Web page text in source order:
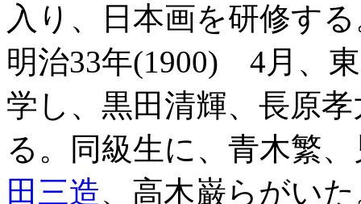
入り、日本画を研修す
明治33年(1900) 4月、
学し、黒田清輝、長原
る。同級生に、青木繁
田三造、高木巌らがい